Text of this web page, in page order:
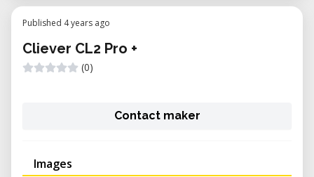
Published 4 years ago
Cliever CL2 Pro +
(0)
Contact maker
Images